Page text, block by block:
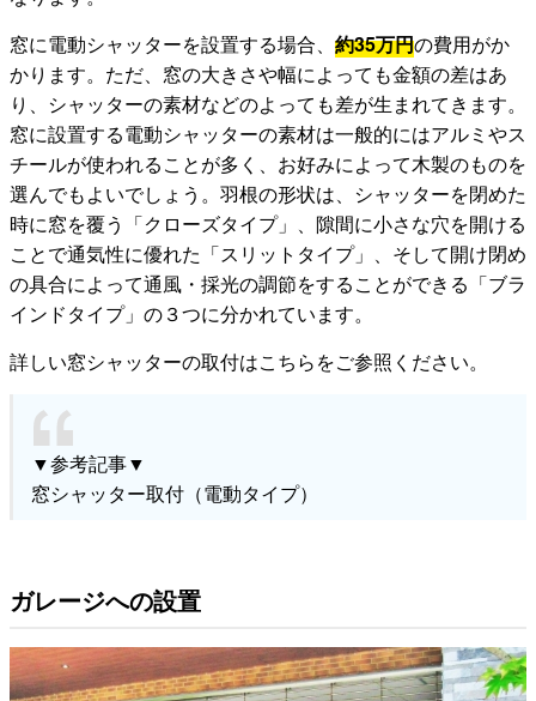
窓に電動シャッターを設置する場合、 約35万円の費用がか
かります。ただ、窓の大きさや幅によっても金額の差はあ
り、シャッターの素材などのよっても差が生まれてきます。
窓に設置する電動シャッターの素材は一般的にはアルミやス
チールが使われることが多く、お好みによって木製のものを
選んでもよいでしょう。羽根の形状は、シャッターを閉めた
時に窓を覆う「クローズタイプ」、隙間に小さな穴を開ける
ことで通気性に優れた「スリットタイプ」、そして開け閉め
の具合によって通風・採光の調節をすることができる「ブラ
インドタイプ」の３つに分かれています。
詳しい窓シャッターの取付はこちらをご参照ください。
▼参考記事▼
窓シャッター取付（電動タイプ）
ガレージへの設置